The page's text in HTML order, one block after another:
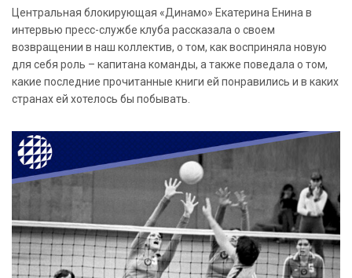
Центральная блокирующая «Динамо» Екатерина Енина в
интервью пресс-службе клуба рассказала о своем
возвращении в наш коллектив, о том, как восприняла новую
для себя роль – капитана команды, а также поведала о том,
какие последние прочитанные книги ей понравились и в каких
странах ей хотелось бы побывать.